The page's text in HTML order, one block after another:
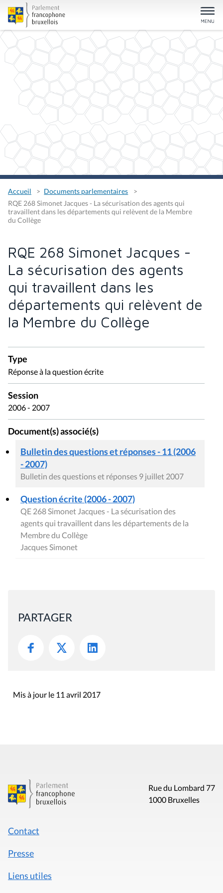
Accueil
Documents parlementaires
RQE 268 Simonet Jacques - La sécurisation des agents qui
travaillent dans les départements qui relèvent de la Membre
du Collège
RQE 268 Simonet Jacques -
La sécurisation des agents
qui travaillent dans les
départements qui relèvent de
la Membre du Collège
Type
Réponse à la question écrite
Session
2006 - 2007
Document(s) associé(s)
Bulletin des questions et réponses - 11 (2006
- 2007)
Bulletin des questions et réponses 9 juillet 2007
Question écrite (2006 - 2007)
QE 268 Simonet Jacques - La sécurisation des
agents qui travaillent dans les départements de la
Membre du Collège
Jacques Simonet
PARTAGER
Mis à jour le 11 avril 2017
Rue du Lombard 77
1000 Bruxelles
Contact
Presse
Liens utiles